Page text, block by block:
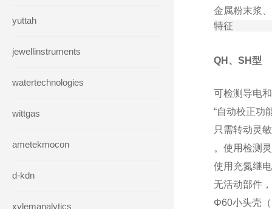
yuttah
jewellinstruments
watertechnologies
wittgas
ametekmocon
d-kdn
xylemanalytics
金属粉末浆
特征
QH、SH型
可检测导电
“自动校正功
只需转动灵
。使用检测
使用充氮继
无活动部件
Φ60小头壳